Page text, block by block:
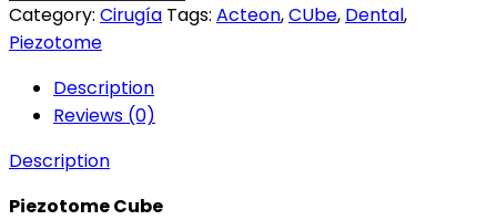
Category: Cirugía Tags: Acteon,CUbe, Dental,
Piezotome
Description
Reviews (0)
Description
Piezotome Cube